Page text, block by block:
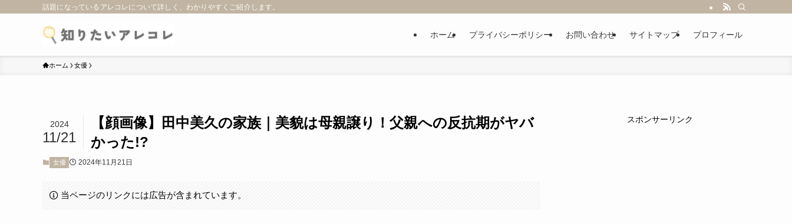
話題になっているアレコレについて詳しく、わかりやすくご紹介します。
ホーム プライバシーポリシー お問い合わせ サイトマップ プロフィール
ホーム 女優
【顔画像】田中美久の家族｜美貌は母親譲り！父親への反抗期がヤバ
かった!?
2024
11/21
女優 2024年11月21日
当ページのリンクには広告が含まれています。
スポンサーリンク